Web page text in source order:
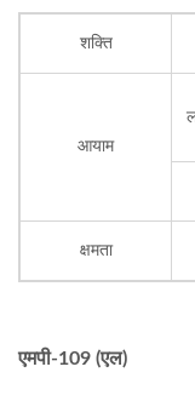
शक्ति
आयाम
क्षमता
एमपी-109 (एल)